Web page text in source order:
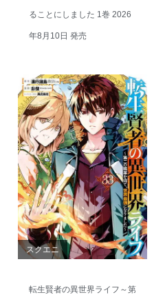
ることにしました 1巻 2026
年8月10日 発売
スクエニ
転生賢者の異世界ライフ～第